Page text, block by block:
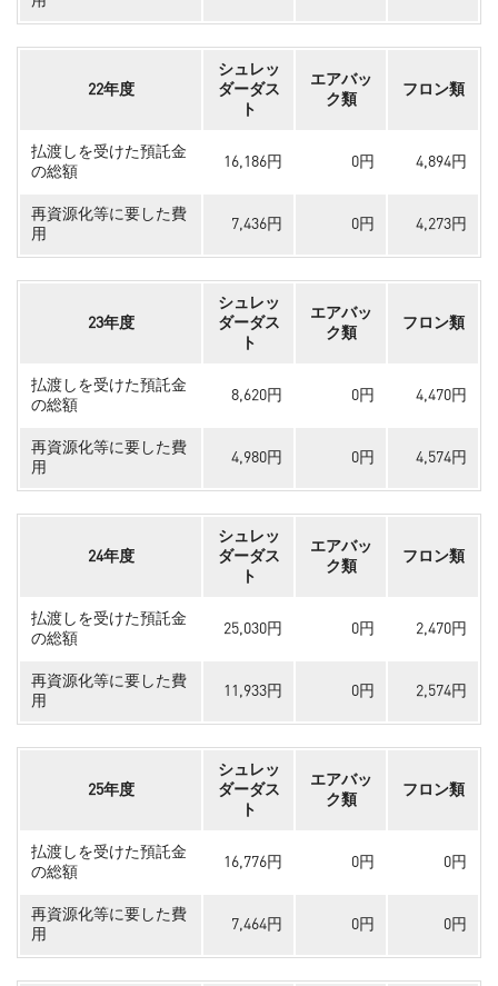
22年度
シュレッ
ダーダス
ト
エアバッ
ク類
フロン類
払渡しを受けた預託金
の総額
16,186円 0円 4,894円
再資源化等に要した費
用
7,436円 0円 4,273円
23年度
シュレッ
ダーダス
ト
エアバッ
ク類
フロン類
払渡しを受けた預託金
の総額
8,620円 0円 4,470円
再資源化等に要した費
用
4,980円 0円 4,574円
24年度
シュレッ
ダーダス
ト
エアバッ
ク類
フロン類
払渡しを受けた預託金
の総額
25,030円 0円 2,470円
再資源化等に要した費
用
11,933円 0円 2,574円
25年度
シュレッ
ダーダス
ト
エアバッ
ク類
フロン類
払渡しを受けた預託金
の総額
16,776円 0円 0円
再資源化等に要した費
用
7,464円 0円 0円